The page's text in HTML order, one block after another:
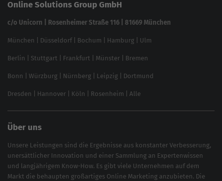
feed2content.ai
In ChatGPT gefunden werden
Linkbuilding 2025
Local SEO
SEO für Online Shops
Brand Monitoring 2025
Online Solutions Group GmbH
c/o Unicorn | Rosenheimer Straße 116 | 81669 München
München Düsseldorf| Bochum Hamburg Ulm
Berlin Stuttgart Frankfurt Münster Bremen
Bonn Würzburg Nürnberg Leipzig Dortmund
Dresden Hannover Köln Rosenheim Alle
Über uns
Unsere Leistungen sind die Ergebnisse aus konstanter Verbesserung,
unersättlicher Innovation und einer Sammlung an Expertenwissen
und langjährigem Know-How. Es gibt viele Unternehmen auf dem
Markt die behaupten großartiges Online Marketing anzubieten. Die